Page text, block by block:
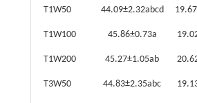
T1W50 44.09±2.32abcd
T1W100 45.86±0.73a
T1W200 45.27±1.05ab
T3W50 44.83±2.35abc